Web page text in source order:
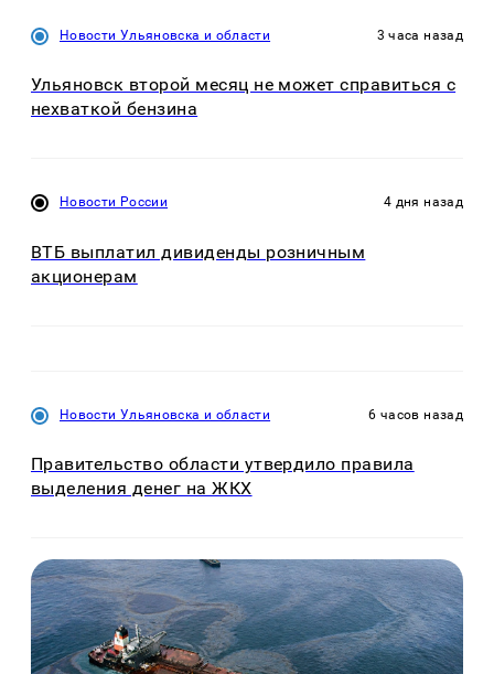
Новости Ульяновска и области 3 часа назад
Ульяновск второй месяц не может справиться с
нехваткой бензина
Новости России 4 дня назад
ВТБ выплатил дивиденды розничным
акционерам
Новости Ульяновска и области 6 часов назад
Правительство области утвердило правила
выделения денег на ЖКХ